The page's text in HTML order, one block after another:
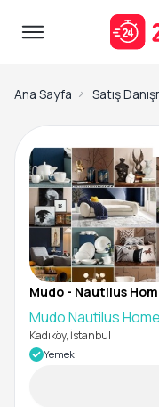
Ana Sayfa Satış
Mudo - Nautilus
Mudo Nautilus
Kadıköy, İstanbul
Yemek